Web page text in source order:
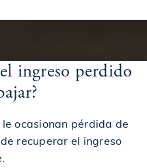
ingreso perdido
ocasionan pérdida de
recuperar el ingreso
accidente de coche
de construcción